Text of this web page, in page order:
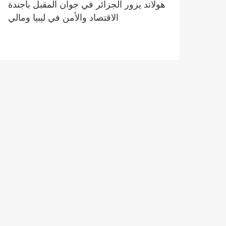
هولاند يزور الجزائر في جوان المقبل بأجندة
الاقتصاد والأمن في ليبيا ومالي